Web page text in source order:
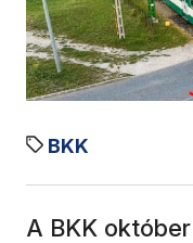
BKK
A BKK